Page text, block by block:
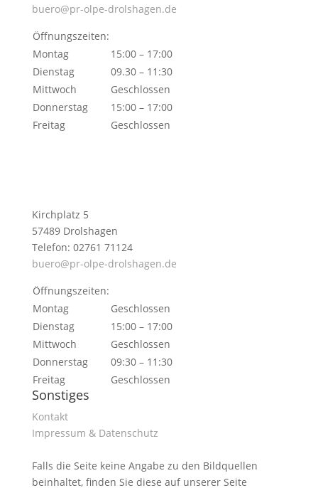
buero@pr-olpe-drolshagen.de
Öffnungszeiten:
Montag
15:00 – 17:00
Dienstag
09.30 – 11:30
Mittwoch
Geschlossen
Donnerstag
15:00 – 17:00
Freitag
Geschlossen
Kirchplatz 5
57489 Drolshagen
Telefon: 02761 71124
buero@pr-olpe-drolshagen.de
Öffnungszeiten:
Montag
Geschlossen
Dienstag
15:00 – 17:00
Mittwoch
Geschlossen
Donnerstag
09:30 – 11:30
Freitag
Geschlossen
Sonstiges
Kontakt
Impressum & Datenschutz
Falls die Seite keine Angabe zu den Bildquellen
beinhaltet, finden Sie diese auf unserer Seite